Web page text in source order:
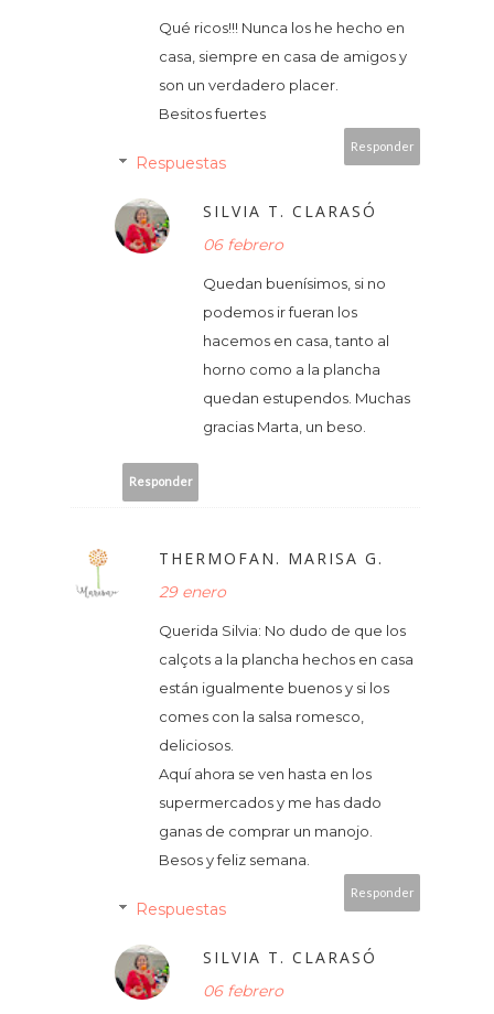
Qué ricos!!! Nunca los he hecho en
casa, siempre en casa de amigos y
son un verdadero placer.
Besitos fuertes
Responder
Respuestas
SILVIA T. CLARASÓ
06 febrero
Quedan buenísimos, si no
podemos ir fueran los
hacemos en casa, tanto al
horno como a la plancha
quedan estupendos. Muchas
gracias Marta, un beso.
Responder
THERMOFAN. MARISA G.
29 enero
Querida Silvia: No dudo de que los
calçots a la plancha hechos en casa
están igualmente buenos y si los
comes con la salsa romesco,
deliciosos.
Aquí ahora se ven hasta en los
supermercados y me has dado
ganas de comprar un manojo.
Besos y feliz semana.
Responder
Respuestas
SILVIA T. CLARASÓ
06 febrero